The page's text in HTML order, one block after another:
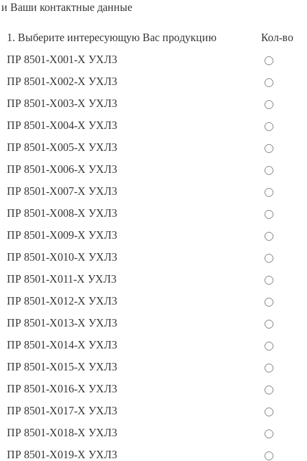
и Ваши контактные данные
1. Выберите интересующую Вас продукцию
Кол-во
ПР 8501-Х001-Х УХЛ3
ПР 8501-Х002-Х УХЛ3
ПР 8501-Х003-Х УХЛ3
ПР 8501-Х004-Х УХЛ3
ПР 8501-Х005-Х УХЛ3
ПР 8501-Х006-Х УХЛ3
ПР 8501-Х007-Х УХЛ3
ПР 8501-Х008-Х УХЛ3
ПР 8501-Х009-Х УХЛ3
ПР 8501-Х010-Х УХЛ3
ПР 8501-Х011-Х УХЛ3
ПР 8501-Х012-Х УХЛ3
ПР 8501-Х013-Х УХЛ3
ПР 8501-Х014-Х УХЛ3
ПР 8501-Х015-Х УХЛ3
ПР 8501-Х016-Х УХЛ3
ПР 8501-Х017-Х УХЛ3
ПР 8501-Х018-Х УХЛ3
ПР 8501-Х019-Х УХЛ3